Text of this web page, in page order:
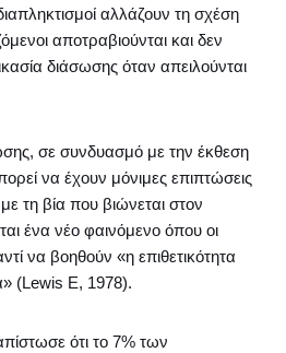
αλλάζουν τη σχέση
αποτραβιούνται και δεν
διάσωσης όταν απειλούνται
σε συνδυασμό με την έκθεση
να έχουν μόνιμες επιπτώσεις
τη βία που βιώνεται στον
ένα νέο φαινόμενο όπου οι
να βοηθούν «η επιθετικότητα
(Lewis E, 1978).
ότι το 7% των